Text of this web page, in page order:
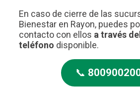
En caso de cierre de las
Bienestar en Rayon, puedes
contacto con ellos a través
teléfono disponible.
📞